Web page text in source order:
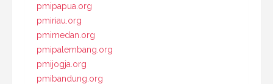
pmipapua.org
pmiriau.org
pmimedan.org
pmipalembang.org
pmijogja.org
pmibandung.org